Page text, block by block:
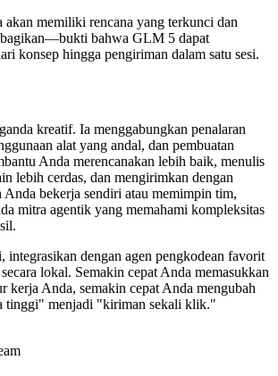
akan memiliki rencana yang terkunci dan
bahwa GLM 5 dapat
konsep hingga pengiriman dalam satu sesi.
kreatif. Ia menggabungkan penalaran
alat yang andal, dan pembuatan
Anda merencanakan lebih baik, menulis
lebih cerdas, dan mengirimkan dengan
bekerja sendiri atau memimpin tim,
mitra agentik yang memahami kompleksitas
dengan agen pengkodean favorit
lokal. Semakin cepat Anda memasukkan
kerja Anda, semakin cepat Anda mengubah
tinggi" menjadi "kiriman sekali klik."